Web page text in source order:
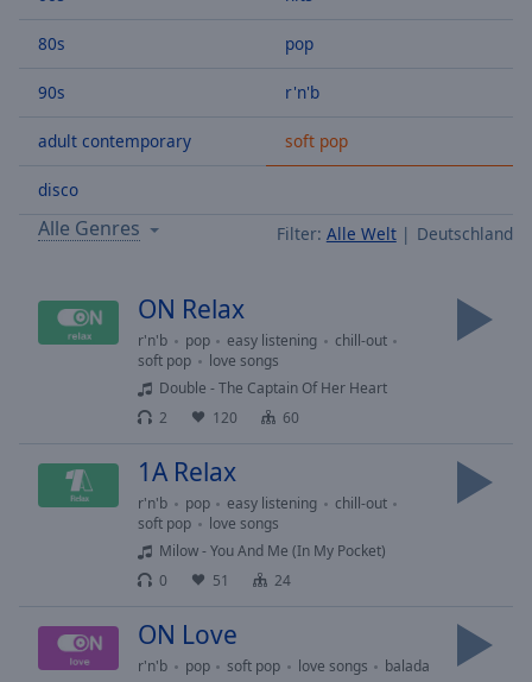
Skip
Mute
Time0:00
Duration
Loaded
0.00%
TypeLIVE
Seek to
live,
Chapters
80s
90s
adult contemporary
disco
pop
r'n'b
soft pop
Filter: Alle Welt Deutschland
Alle Genres
ON Relax
r'n'b pop easy listening
chill-out
soft pop
love songs
Double - The Captain Of Her Heart
2
120 60
1A Relax
r'n'b pop easy listening
chill-out
soft pop
love songs
Milow - You And Me (In My Pocket)
0
51 24
ON Love
r'n'b pop soft pop love songs
balada